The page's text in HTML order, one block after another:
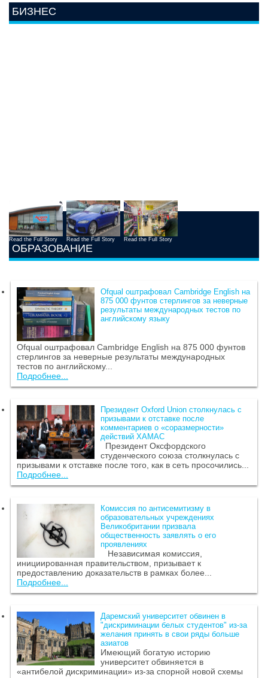
БИЗНЕС
Read the Full Story Read the Full Story Read the Full Story
ОБРАЗОВАНИЕ
Ofqual оштрафовал Cambridge English на
875 000 фунтов стерлингов за неверные
результаты международных тестов по
английскому языку
Ofqual оштрафовал Cambridge English на 875 000 фунтов
стерлингов за неверные результаты международных
тестов по английскому...
Подробнее...
Президент Oxford Union столкнулась с
призывами к отставке после
комментариев о «соразмерности»
действий ХАМАС
Президент Оксфордского
студенческого союза столкнулась с
призывами к отставке после того, как в сеть просочились...
Подробнее...
Комиссия по антисемитизму в
образовательных учреждениях
Великобритании призвала
общественность заявлять о его
проявлениях
Независимая комиссия,
инициированная правительством, призывает к
предоставлению доказательств в рамках более...
Подробнее...
Даремский университет обвинен в
"дискриминации белых студентов" из-за
желания принять в свои ряды больше
азиатов
Имеющий богатую историю
университет обвиняется в
«антибелой дискриминации» из-за спорной новой схемы